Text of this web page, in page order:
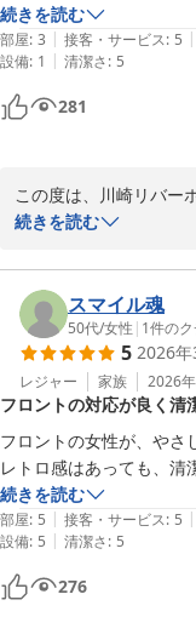
川崎リバーホテル
続きを読む
部屋: 3 | 接客・サービス: 5 |
設備: 1 | 清潔さ: 5
281
この度は、川崎リバー
ざいました。
ます。
今回のご宿泊におかれ
フ一同嬉しく思ってお
お客様より、ホテルと
き、恐縮しております
今後も、出来る限りお
参ります。
これからも川崎リバー
げます。
川崎リバーホテル
続きを読む
スマイル魂
50代/女性 | 1件のク
5 2026年
レジャー 家族 2026
フロントの対応が良く清
フロントの女性が、やさ
レトロ感はあっても、清
続きを読む
部屋: 5 | 接客・サービス: 5 |
設備: 5 | 清潔さ: 5
276